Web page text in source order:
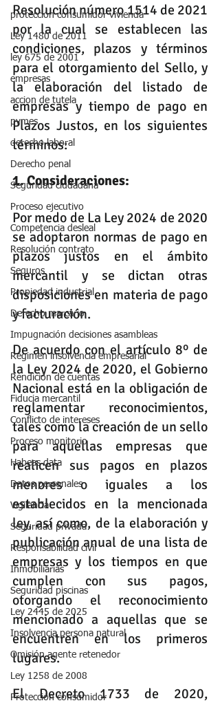
protección consumidor vivienda
Ley 1480 de 2011
ley 675 de 2001
empresas
accion de tutela
pymes
derecho laboral
Derecho penal
Seguridad ciudadana
Proceso ejecutivo
Competencia desleal
Resolución contrato
Seguros
Propiedad industrial
Derecho marcario
Impugnación decisiones asambleas
Régimen insolvencia empresarial
Rendición de cuentas
Fiducia mercantil
Conflicto de intereses
Proceso monitorio
Habeas data
Datos personales
Vigilancia
Seguridad privada
Responsabilidad civil
Inmobiliarias
Seguridad piscinas
Ley 2445 de 2025
Insolvencia persona natural
Omisión agente retenedor
Ley 1258 de 2008
Protección consumidor
Resolución número 1514 de 2021
por la cual se establecen las
condiciones, plazos y términos
para el otorgamiento del Sello, y
la elaboración del listado de
empresas y tiempo de pago en
Plazos Justos, en los siguientes
términos:
1. Consideraciones:
Por medo de La Ley 2024 de 2020
se adoptaron normas de pago en
plazos justos en el ámbito
mercantil y se dictan otras
disposiciones en materia de pago
y facturación.
De acuerdo con el artículo 8º de
la Ley 2024 de 2020, el Gobierno
Nacional está en la obligación de
reglamentar reconocimientos,
tales como la creación de un sello
para aquellas empresas que
realicen sus pagos en plazos
menores o iguales a los
establecidos en la mencionada
ley, así como, de la elaboración y
publicación anual de una lista de
empresas y los tiempos en que
cumplen con sus pagos,
otorgando el reconocimiento
mencionado a aquellas que se
encuentren en los primeros
lugares.
El Decreto 1733 de 2020,